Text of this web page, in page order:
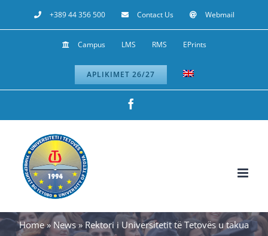
to
+389 44 356 500 Contact Us Webmail
Campus LMS RMS EPrints
APLIKIMET 26/27
Home»News»Rektori i Universitetit të Tetovës u takua